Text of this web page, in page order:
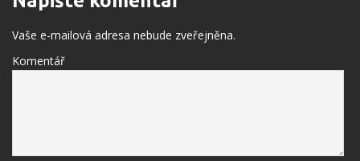
Vaše e-mailová adresa nebude zveřejněna.
Komentář